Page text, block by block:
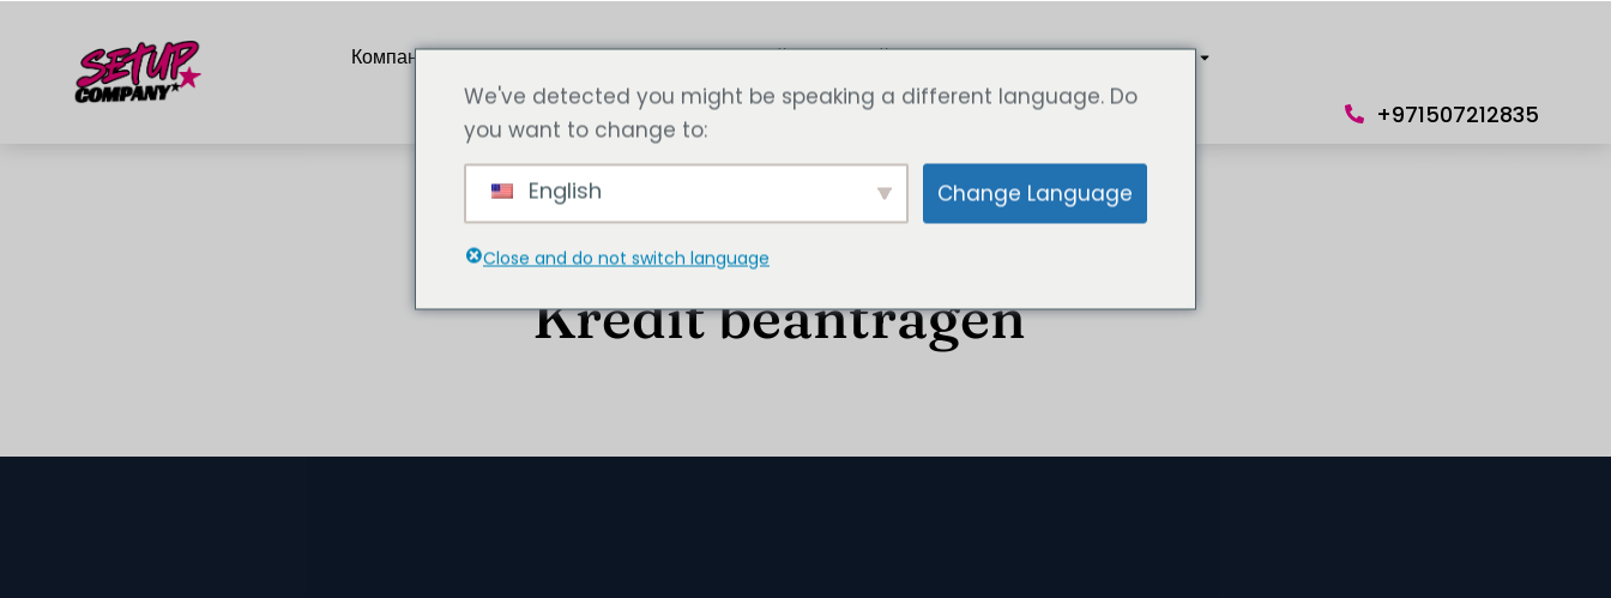
Компания Услуги Статья Рассчитайте цену сейчас Свяжитесь с нами Язык
+971507212835
Kredit beantragen
We've detected you might be speaking a different language. Do
you want to change to:
English Change Language
Close and do not switch language